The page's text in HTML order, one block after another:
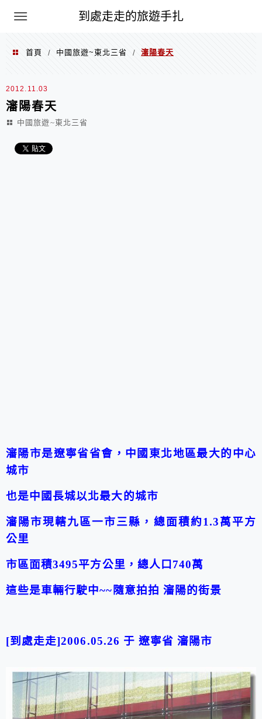
到處走走的旅遊手扎
首頁 / 中國旅遊~東北三省 / 瀋陽春天
2012.11.03
瀋陽春天
中國旅遊~東北三省
瀋陽市是遼寧省省會 ， 中國東北地區最大的中心
城市
也是中國 長城以北最大的城市
瀋陽市現轄九區一市三縣，總面積約1.3萬平方
公里
市區面積3495平方公里，總人口740萬
這些是車輛行駛中~~隨意拍拍 瀋陽的街景
[到處走走]2006.05.26 于 遼寧省 瀋陽市